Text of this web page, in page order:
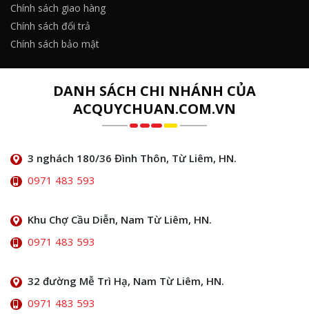
Chính sách giao hàng
Chính sách đổi trả
Chính sách bảo mật
DANH SÁCH CHI NHÁNH CỦA
ACQUYCHUAN.COM.VN
3 nghách 180/36 Đình Thôn, Từ Liêm, HN.
0971 483 593
Khu Chợ Cầu Diễn, Nam Từ Liêm, HN.
0971 483 593
32 đường Mễ Trì Hạ, Nam Từ Liêm, HN.
0971 483 593